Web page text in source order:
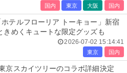
国内 東京 大阪 国内
テルフローリア トーキョー」新宿
きめくキュートな限定グッズも
2026-07-02 15:14:41
東京 国内
京スカイツリーのコラボ詳細決定